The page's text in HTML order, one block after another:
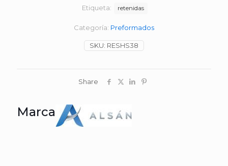
SKU: RESHS38
Categoría: Preformados
Etiqueta: retenidas
Share
Marca